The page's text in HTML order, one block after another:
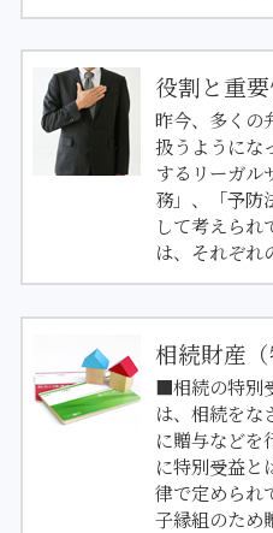
役割と重
昨今、多くの
扱うようにな
するリーガル
務」、「予防
して考えられ
は、それぞ
相続財産
■相続の特別
は、相続をな
に贈与などを
に特別受益と
律で定めら
子縁組のた